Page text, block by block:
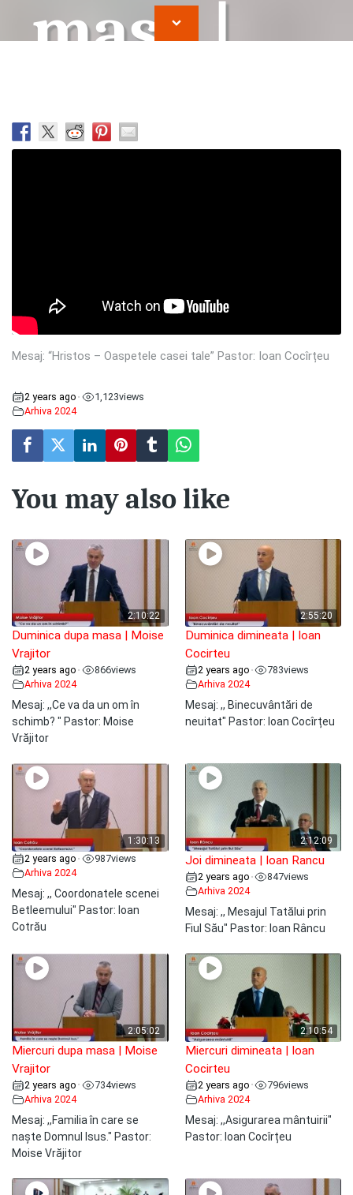
masa |
Ioan
Mesaj: “Hristos – Oaspetele casei tale” Pastor: Ioan Cocîrțeu
2 years ago • 1,123views
Arhiva 2024
You may also like
2:10:22
Duminica dupa masa | Moise
Vrajitor
2 years ago • 866views
Arhiva 2024
Mesaj: ,,Ce va da un om în
schimb? " Pastor: Moise
Vrăjitor
2:55:20
Duminica dimineata | Ioan
Cocirteu
2 years ago • 783views
Arhiva 2024
Mesaj: ,, Binecuvântări de
neuitat" Pastor: Ioan Cocîrțeu
1:30:13
2 years ago • 987views
Arhiva 2024
Mesaj: ,, Coordonatele scenei
Betleemului" Pastor: Ioan
Cotrău
2:12:09
Joi dimineata | Ioan Rancu
2 years ago • 847views
Arhiva 2024
Mesaj: ,, Mesajul Tatălui prin
Fiul Său" Pastor: Ioan Râncu
2:05:02
Miercuri dupa masa | Moise
Vrajitor
2 years ago • 734views
Arhiva 2024
Mesaj: ,,Familia în care se
naște Domnul Isus." Pastor:
Moise Vrăjitor
2:10:54
Miercuri dimineata | Ioan
Cocirteu
2 years ago • 796views
Arhiva 2024
Mesaj: ,,Asigurarea mântuirii"
Pastor: Ioan Cocîrțeu